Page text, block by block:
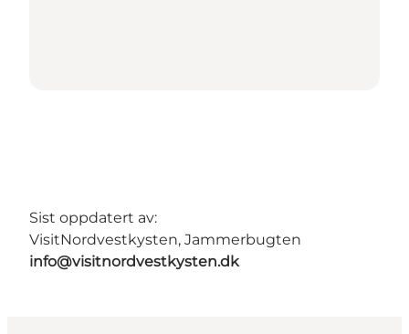
Sist oppdatert av:
VisitNordvestkysten, Jammerbugten
info@visitnordvestkysten.dk